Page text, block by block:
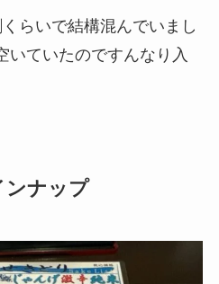
らいで結構混んでいまし
いていたのですんなり入
ンナップ